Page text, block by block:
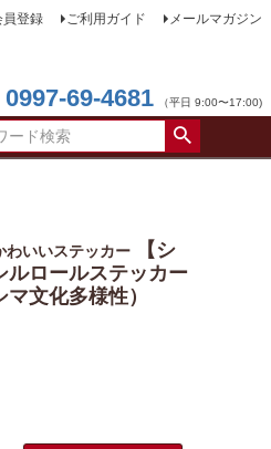
員登録 ご利用ガイド メールマガジン
0997-69-4681 （平日 9:00〜17:00)
わいいステッカー
【シ
ルロールステッカー
文化多様性）